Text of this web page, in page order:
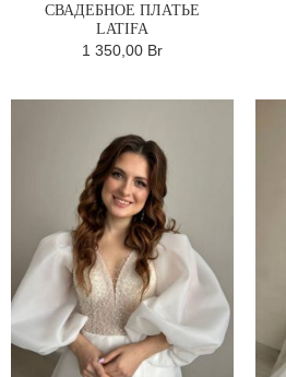
СВАДЕБНОЕ ПЛАТЬЕ
LATIFA
1 350,00 Br